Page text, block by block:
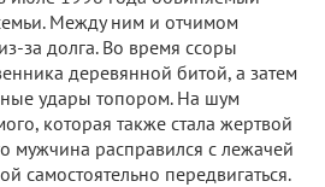
Между ним и отчимом
за долга. Во время ссоры
деревянной битой, а затем
удары топором. На шум
которая также стала жертвой
мужчина расправился с лежачей
самостоятельно передвигаться.